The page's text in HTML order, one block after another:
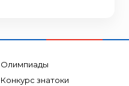
Олимпиады
Конкурс знатоки